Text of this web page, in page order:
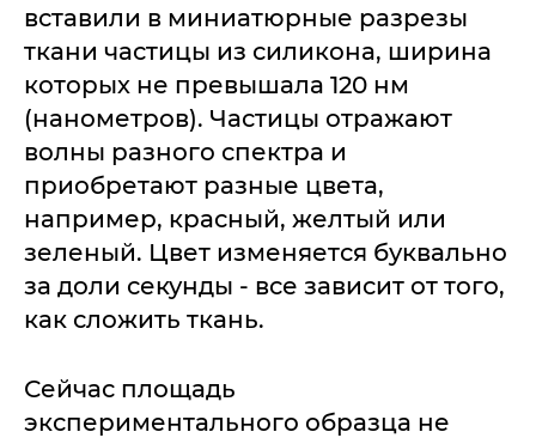
вставили в миниатюрные разрезы
ткани частицы из силикона, ширина
которых не превышала 120 нм
(нанометров). Частицы отражают
волны разного спектра и
приобретают разные цвета,
например, красный, желтый или
зеленый. Цвет изменяется буквально
за доли секунды - все зависит от того,
как сложить ткань.
Сейчас площадь
экспериментального образца не